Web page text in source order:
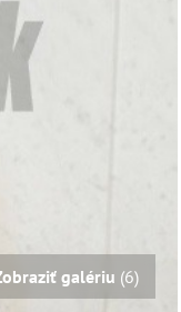
galériu (6)